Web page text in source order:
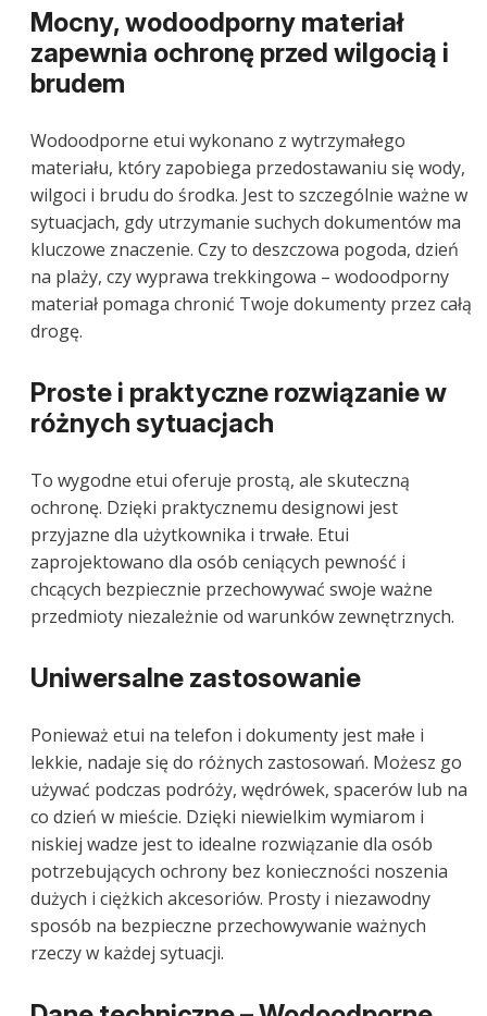
Mocny, wodoodporny materiał
zapewnia ochronę przed wilgocią i
brudem
Wodoodporne etui wykonano z wytrzymałego
materiału, który zapobiega przedostawaniu się wody,
wilgoci i brudu do środka. Jest to szczególnie ważne w
sytuacjach, gdy utrzymanie suchych dokumentów ma
kluczowe znaczenie. Czy to deszczowa pogoda, dzień
na plaży, czy wyprawa trekkingowa – wodoodporny
materiał pomaga chronić Twoje dokumenty przez całą
drogę.
Proste i praktyczne rozwiązanie w
różnych sytuacjach
To wygodne etui oferuje prostą, ale skuteczną
ochronę. Dzięki praktycznemu designowi jest
przyjazne dla użytkownika i trwałe. Etui
zaprojektowano dla osób ceniących pewność i
chcących bezpiecznie przechowywać swoje ważne
przedmioty niezależnie od warunków zewnętrznych.
Uniwersalne zastosowanie
Ponieważ etui na telefon i dokumenty jest małe i
lekkie, nadaje się do różnych zastosowań. Możesz go
używać podczas podróży, wędrówek, spacerów lub na
co dzień w mieście. Dzięki niewielkim wymiarom i
niskiej wadze jest to idealne rozwiązanie dla osób
potrzebujących ochrony bez konieczności noszenia
dużych i ciężkich akcesoriów. Prosty i niezawodny
sposób na bezpieczne przechowywanie ważnych
rzeczy w każdej sytuacji.